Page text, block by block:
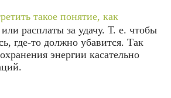
такое понятие, как
расплаты за удачу. Т. е. чтобы
где-то должно убавится. Так
энергии касательно